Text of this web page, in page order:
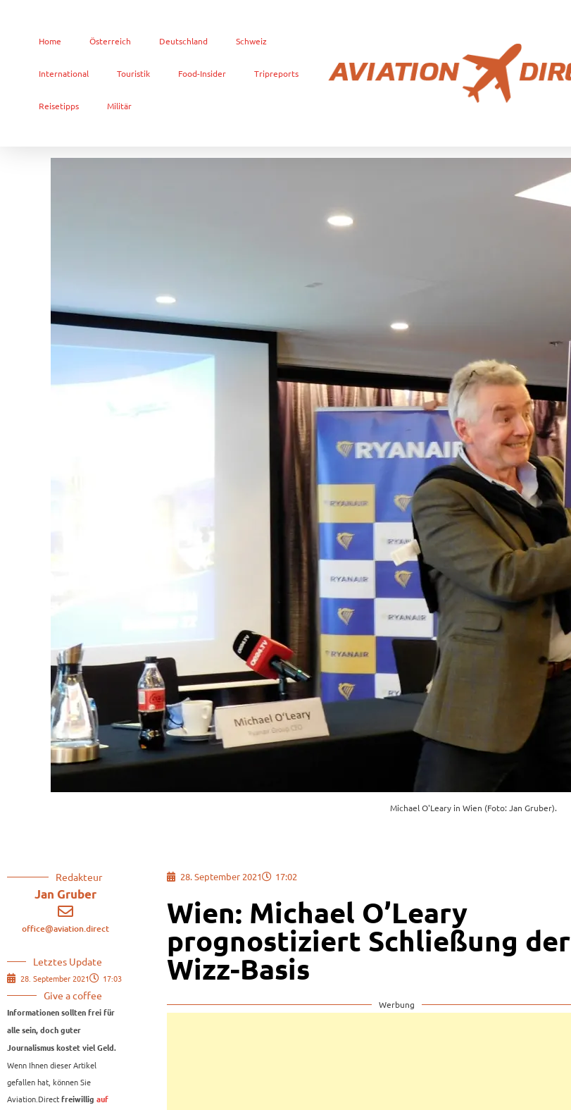
Home Österreich Deutschland Schweiz
International Touristik Food-Insider Tripreports
Reisetipps Militär
Michael O'Leary in Wien (Foto: Jan Gruber).
Redakteur
Jan Gruber
office@aviation.direct
Letztes Update
28. September 2021 17:03
Give a coffee
Informationen sollten frei für
alle sein, doch guter
Journalismus kostet viel Geld.
Wenn Ihnen dieser Artikel
gefallen hat, können Sie
Aviation.Direct freiwillig auf
28. September 2021 17:02
Wien: Michael O’Leary
prognostiziert Schließung der
Wizz-Basis
Werbung